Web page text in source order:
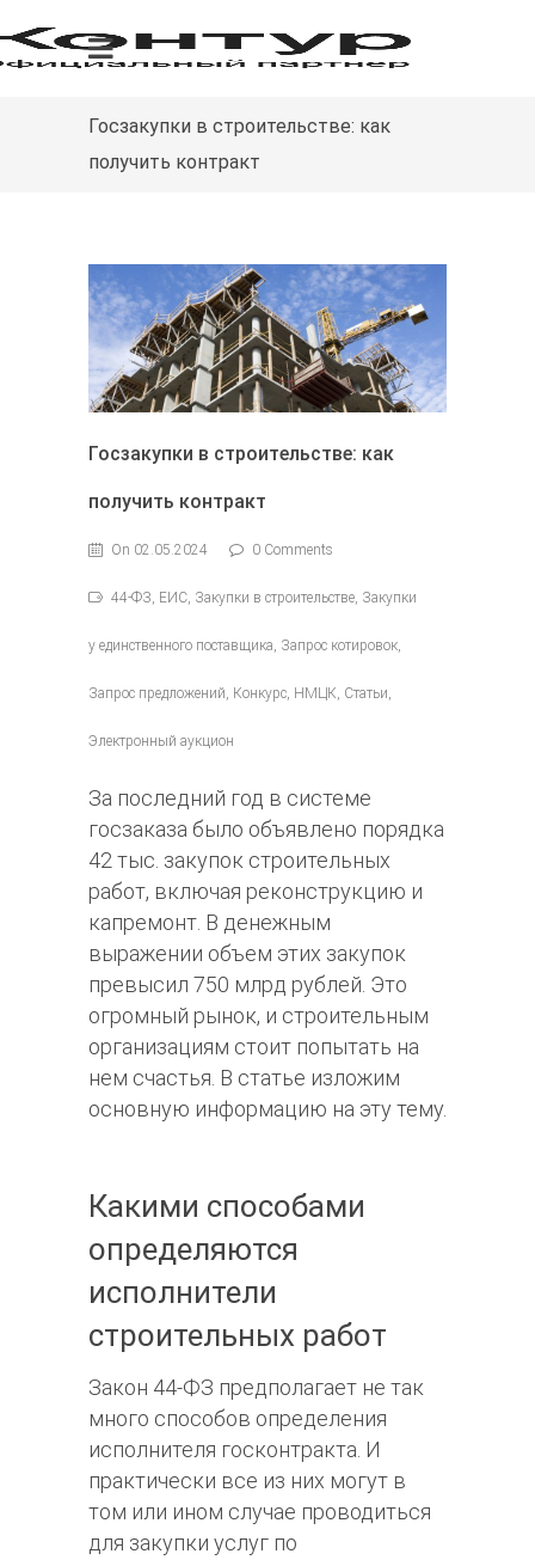
Госзакупки в строительстве: как
получить контракт
Госзакупки в строительстве: как
получить контракт
On 02.05.2024 0 Comments
44-ФЗ, ЕИС, Закупки в строительстве, Закупки
у единственного поставщика, Запрос котировок,
Запрос предложений, Конкурс, НМЦК, Статьи,
Электронный аукцион
За последний год в системе
госзаказа было объявлено порядка
42 тыс. закупок строительных
работ, включая реконструкцию и
капремонт. В денежным
выражении объем этих закупок
превысил 750 млрд рублей. Это
огромный рынок, и строительным
организациям стоит попытать на
нем счастья. В статье изложим
основную информацию на эту тему.
Какими способами
определяются
исполнители
строительных работ
Закон 44-ФЗ предполагает не так
много способов определения
исполнителя госконтракта. И
практически все из них могут в
том или ином случае проводиться
для закупки услуг по